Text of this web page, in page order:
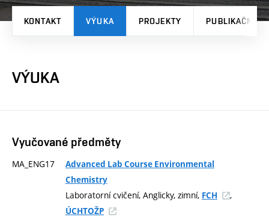
KONTAKT VÝUKA PROJEKTY PUBLIKAČNÍ
VÝUKA
Vyučované předměty
MA_ENG17
Advanced Lab Course Environmental
Chemistry
Laboratorní cvičení, Anglicky, zimní, FCH ,
ÚCHTOŽP